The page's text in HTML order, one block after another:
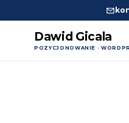
Dawid Gicala
POZYCJONOWANIE ·